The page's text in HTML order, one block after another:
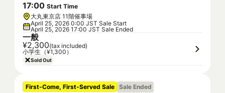
17:00 Start Time
大丸東京店 11階催事場
April 25, 2026 0:00 JST Sale Start
April 25, 2026 17:00 JST Sale Ended
一般
¥2,300(tax included)
小学生（¥1,300）
Sold Out
First-Come, First-Served Sale Sale Ended